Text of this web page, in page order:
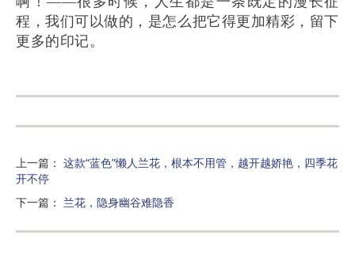
程，我们可以做的，是怎么把它得更加精彩，留下
更多的印记。
上一篇 ： 这款“蓝色”懒人兰花，根本不用管，越开越娇艳，四季花
开不停
下一篇 ： 兰花，隐身幽谷难隐香